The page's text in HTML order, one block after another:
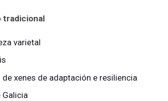
tradicional
varietal
xenes de adaptación e resiliencia